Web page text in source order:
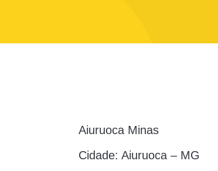
Aiuruoca Minas
Cidade: Aiuruoca – MG